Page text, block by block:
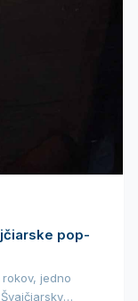
pop-
jedno